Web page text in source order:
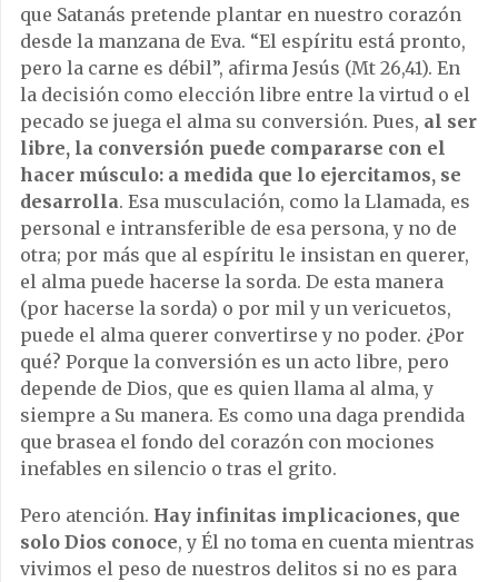
que Satanás pretende plantar en nuestro corazón
desde la manzana de Eva. “El espíritu está pronto,
pero la carne es débil”, afirma Jesús (Mt 26,41). En
la decisión como elección libre entre la virtud o el
pecado se juega el alma su conversión. Pues, al ser
libre, la conversión puede compararse con el
hacer músculo: a medida que lo ejercitamos, se
desarrolla. Esa musculación, como la Llamada, es
personal e intransferible de esa persona, y no de
otra; por más que al espíritu le insistan en querer,
el alma puede hacerse la sorda. De esta manera
(por hacerse la sorda) o por mil y un vericuetos,
puede el alma querer convertirse y no poder. ¿Por
qué? Porque la conversión es un acto libre, pero
depende de Dios, que es quien llama al alma, y
siempre a Su manera. Es como una daga prendida
que brasea el fondo del corazón con mociones
inefables en silencio o tras el grito.
Pero atención. Hay infinitas implicaciones, que
solo Dios conoce, y Él no toma en cuenta mientras
vivimos el peso de nuestros delitos si no es para